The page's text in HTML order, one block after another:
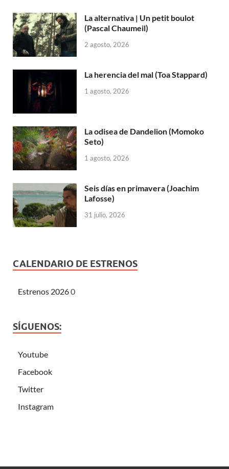
La alternativa | Un petit boulot
(Pascal Chaumeil)
2 agosto, 2026
La herencia del mal (Toa Stappard)
1 agosto, 2026
La odisea de Dandelion (Momoko
Seto)
1 agosto, 2026
Seis días en primavera (Joachim
Lafosse)
31 julio, 2026
CALENDARIO DE ESTRENOS
Estrenos 20260
SÍGUENOS:
Youtube
Facebook
Twitter
Instagram